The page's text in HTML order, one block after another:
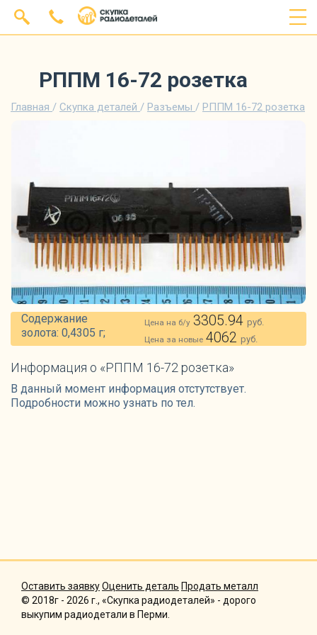
РППМ 16-72 розетка
Главная / Скупка деталей / Разъемы / РППМ 16-72 розетка
Содержание
золота: 0,4305 г;
Цена на б/у 3305.94руб.
Цена за новые 4062руб.
Информация о «РППМ 16-72 розетка»
В данный момент информация отстутствует.
Подробности можно узнать по тел.
Оставить заявкуОценить деталь Продать металл
© 2018г - 2026 г., «Скупка радиодеталей» - дорого
выкупим радиодетали в Перми.